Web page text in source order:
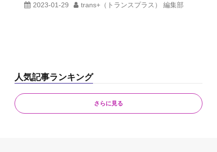
2023-01-29 trans+（トランスプラス） 編集部
人気記事ランキング
さらに見る